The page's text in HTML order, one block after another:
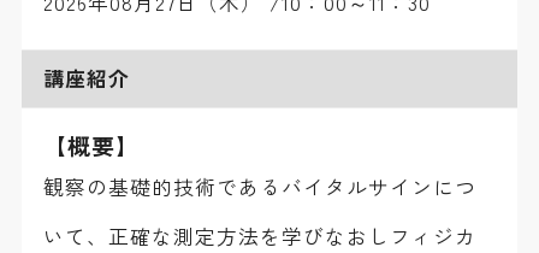
講座紹介
【概要】
観察の基礎的技術であるバイタルサインにつ
いて、正確な測定方法を学びなおしフィジカ